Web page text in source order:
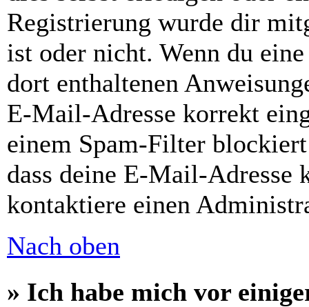
Registrierung wurde dir
ist oder nicht. Wenn du
dort enthaltenen
E-Mail-Adresse korrekt
einem Spam-Filter
dass deine E-Mail-Adresse
kontaktiere einen
Nach oben
» Ich habe mich vor